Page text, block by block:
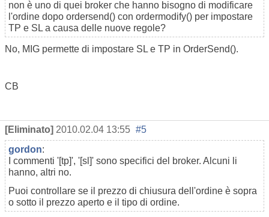
non è uno di quei broker che hanno bisogno di modificare
l'ordine dopo ordersend() con ordermodify() per impostare
TP e SL a causa delle nuove regole?
No, MIG permette di impostare SL e TP in OrderSend().
CB
[Eliminato] 2010.02.04 13:55 #5
gordon:
I commenti '[tp]', '[sl]' sono specifici del broker. Alcuni li
hanno, altri no.
Puoi controllare se il prezzo di chiusura dell'ordine è sopra
o sotto il prezzo aperto e il tipo di ordine.